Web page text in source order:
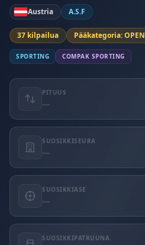
Austria A.S.F
37 kilpailua Pääkategoria: OPEN
SPORTING COMPAK SPORTING
PITUUS
—
SUOSIKKISEURA
—
SUOSIKKIASE
—
SUOSIKKIPATRUUNA